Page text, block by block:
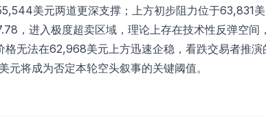
美元两道更深支撑；上方初步阻力位于63,831
，进入极度超卖区域，理论上存在技术性反弹空
格无法在62,968美元上方迅速企稳，看跌交易者推
元将成为否定本轮空头叙事的关键阈值。